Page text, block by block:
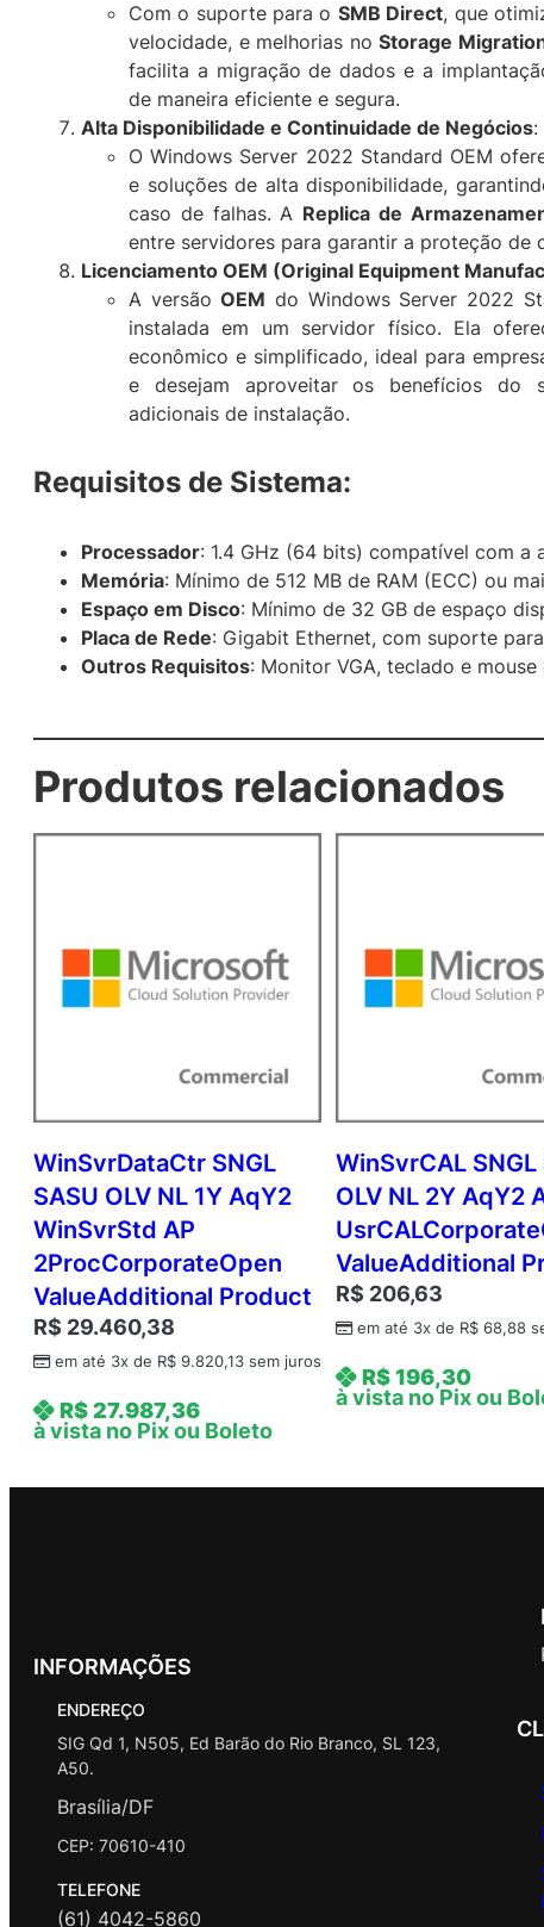
Com o suporte para o SMB Direct, que
velocidade, e melhorias noStorage
facilita a migração de dados e a
de maneira eficiente e segura.
Alta Disponibilidade e Continuidade de Negócios:
O Windows Server 2022 Standard OEM
e soluções de alta disponibilidade,
caso de falhas. A Replica de
entre servidores para garantir a proteção de
Licenciamento OEM (Original Equipment
A versãoOEM do Windows Server 2022
instalada em um servidor físico. Ela
econômico e simplificado, ideal para
e desejam aproveitar os benefícios do
adicionais de instalação.
Requisitos de Sistema:
Processador: 1.4 GHz (64 bits) compatível com a
Memória: Mínimo de 512 MB de RAM (ECC) ou
Espaço em Disco: Mínimo de 32 GB de espaço
Placa de Rede: Gigabit Ethernet, com suporte para
Outros Requisitos: Monitor VGA, teclado e
Produtos relacionados
WinSvrDataCtr SNGL
SASU OLV NL 1Y AqY2
WinSvrStd AP
2ProcCorporateOpen
ValueAdditional Product
R$ 29.460,38
em até 3x de R$ 9.820,13 sem juros
R$27.987,36
à vista no Pix ou Boleto
WinSvrCAL SNGL
OLV NL 2Y AqY2
ValueAdditional
R$ 206,63
em até 3x de R$ 68,88
R$196,30
à vista no Pix ou
INFORMAÇÕES
ENDEREÇO
SIG Qd 1, N505, Ed Barão do Rio Branco, SL 123,
A50.
Brasília/DF
CEP: 70610-410
TELEFONE
(61) 4042-5860